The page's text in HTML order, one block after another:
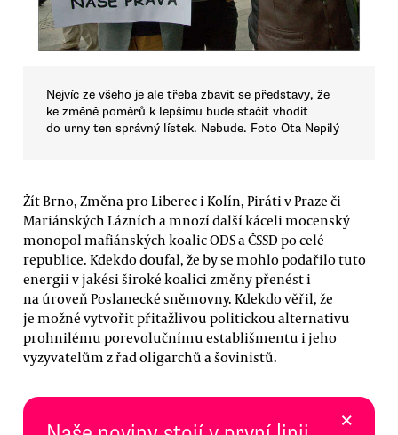
Nejvíc ze všeho je ale třeba zbavit se představy, že
ke změně poměrů k lepšímu bude stačit vhodit
do urny ten správný lístek. Nebude. Foto Ota Nepilý
Žít Brno, Změna pro Liberec i Kolín, Piráti v Praze či
Mariánských Lázních a mnozí další káceli mocenský
monopol mafiánských koalic ODS a ČSSD po celé
republice. Kdekdo doufal, že by se mohlo podařilo tuto
energii v jakési široké koalici změny přenést i
na úroveň Poslanecké sněmovny. Kdekdo věřil, že
je možné vytvořit přitažlivou politickou alternativu
prohnilému porevolučnímu establišmentu i jeho
vyzyvatelům z řad oligarchů a šovinistů.
×